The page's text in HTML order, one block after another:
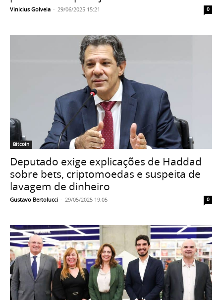
Vinicius Golveia - 29/06/2025 15:21 0
Bitcoin
Deputado exige explicações de Haddad
sobre bets, criptomoedas e suspeita de
lavagem de dinheiro
Gustavo Bertolucci - 29/05/2025 19:05 0